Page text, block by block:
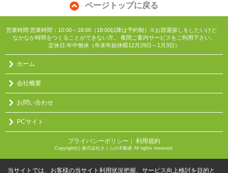
ページトップに戻る
営業時間:営業時間：10:00～18:00（18:00以降は予約制）※お部屋探しをしたいけど、
なかなか時間をつくることができない方。 夜間ご案内サービスをご利用下さい。
定休日:年中無休（年末年始休暇12月29日～1月3日）
ホーム
会社概要
お問い合わせ
PCサイト
プライバシーポリシー ｜ 利用規約
Copyright(c) 株式会社さくらの不動産 All rights reserved.
当サイトでは、お客様の当サイト利用状況把握、サービス向上検討を目的と